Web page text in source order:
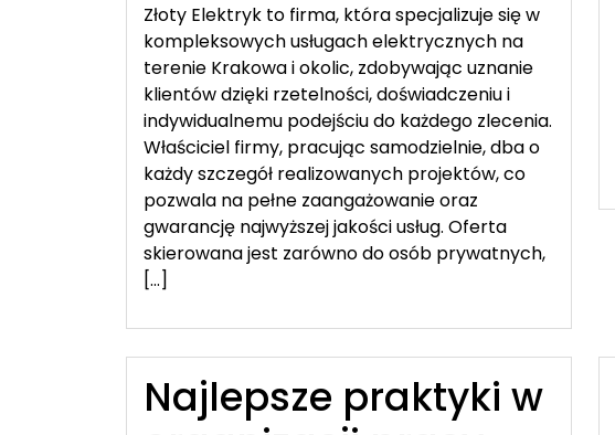
Złoty Elektryk to firma, która specjalizuje się w
kompleksowych usługach elektrycznych na
terenie Krakowa i okolic, zdobywając uznanie
klientów dzięki rzetelności, doświadczeniu i
indywidualnemu podejściu do każdego zlecenia.
Właściciel firmy, pracując samodzielnie, dba o
każdy szczegół realizowanych projektów, co
pozwala na pełne zaangażowanie oraz
gwarancję najwyższej jakości usług. Oferta
skierowana jest zarówno do osób prywatnych,
[…]
Najlepsze praktyki w